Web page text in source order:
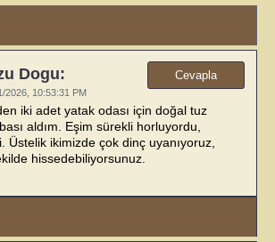
Dogu:
2026, 10:53:31 PM
Cevapla
iki adet yatak odası için doğal tuz
aldım. Eşim sürekli horluyordu,
Üstelik ikimizde çok dinç uyanıyoruz,
hissedebiliyorsunuz.